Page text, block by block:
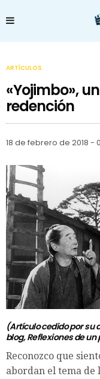
ARTÍCULOS
«Yojimbo»,
redención
18 de febrero de 2018 -
(Artículo cedido por su
blog,Reflexiones de un
Reconozco que
abordan el tema de